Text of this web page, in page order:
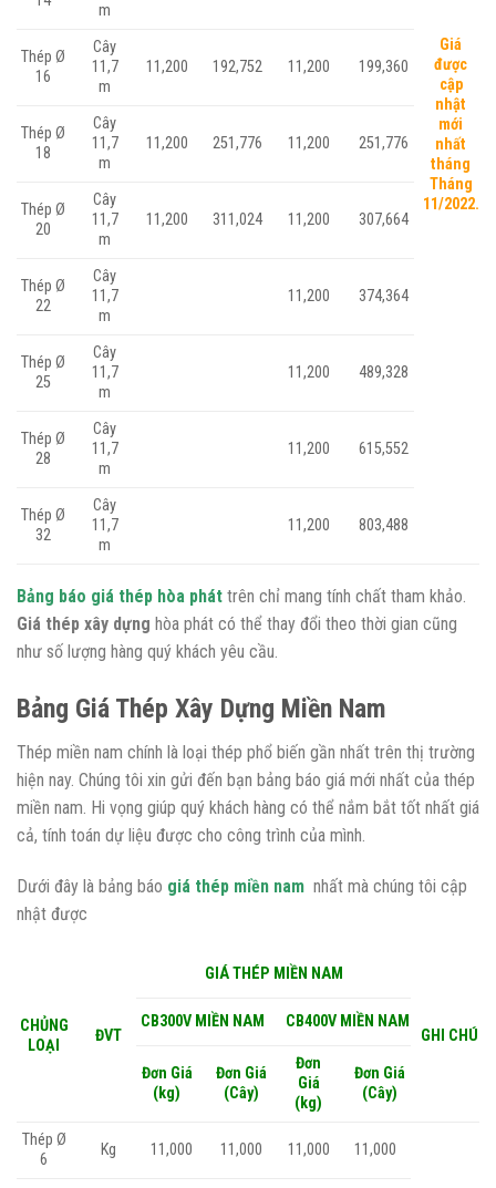
Giá
được
cập
nhật
mới
nhất
tháng
Tháng
11/2022.
m
Thép Ø
16
Cây
11,7
m
11,200 192,752 11,200 199,360
Thép Ø
18
Cây
11,7
m
11,200 251,776 11,200 251,776
Thép Ø
20
Cây
11,7
m
11,200 311,024 11,200 307,664
Thép Ø
22
Cây
11,7
m
11,200 374,364
Thép Ø
25
Cây
11,7
m
11,200 489,328
Thép Ø
28
Cây
11,7
m
11,200 615,552
Thép Ø
32
Cây
11,7
m
11,200 803,488
Bảng báo giá thép hòa phát trên chỉ mang tính chất tham khảo.
Giá thép xây dựng hòa phát có thể thay đổi theo thời gian cũng
như số lượng hàng quý khách yêu cầu.
Bảng Giá Thép Xây Dựng Miền Nam
Thép miền nam chính là loại thép phổ biến gần nhất trên thị trường
hiện nay. Chúng tôi xin gửi đến bạn bảng báo giá mới nhất của thép
miền nam. Hi vọng giúp quý khách hàng có thể nắm bắt tốt nhất giá
cả, tính toán dự liệu được cho công trình của mình.
Dưới đây là bảng báo giá thép miền nam nhất mà chúng tôi cập
nhật được
CHỦNG
LOẠI
ĐVT
GIÁ THÉP MIỀN NAM
GHI CHÚ
CB300V MIỀN NAM CB400V MIỀN NAM
Đơn Giá
(kg)
Đơn Giá
(Cây)
Đơn
Giá
(kg)
Đơn Giá
(Cây)
Thép Ø
6
Kg 11,000 11,000 11,000 11,000